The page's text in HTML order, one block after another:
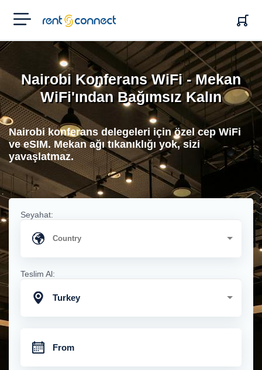
RENT'N
CONNECT
Nairobi Konferans WiFi - Mekan
WiFi'ından Bağımsız Kalın
Nairobi konferans delegeleri için özel cep WiFi
ve eSIM. Mekan ağı tıkanıklığı yok, sizi
yavaşlatmaz.
Seyahat:
Teslim Al:
Turkey